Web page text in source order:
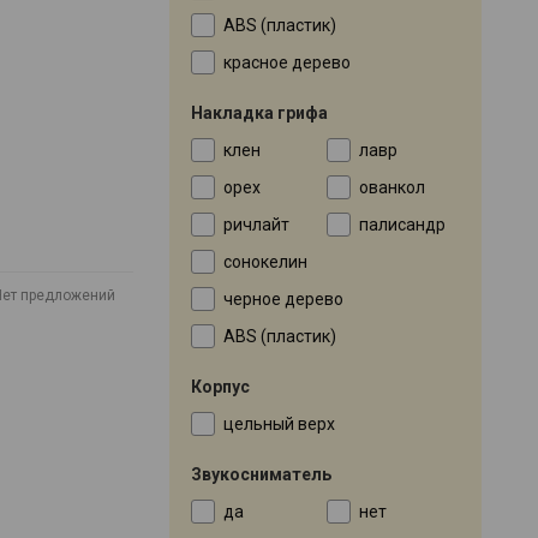
предложений
ABS (пластик)
красное дерево
Накладка грифа
клен
лавр
орех
ованкол
ричлайт
палисандр
сонокелин
черное дерево
ABS (пластик)
Корпус
цельный верх
Звукосниматель
да
нет